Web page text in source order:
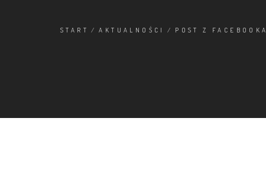
START / AKTUALNOŚCI / POST Z FACEBOOKA